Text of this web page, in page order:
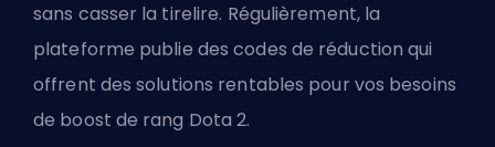
sans casser la tirelire. Régulièrement, la
plateforme publie des codes de réduction qui
offrent des solutions rentables pour vos besoins
de boost de rang Dota 2.